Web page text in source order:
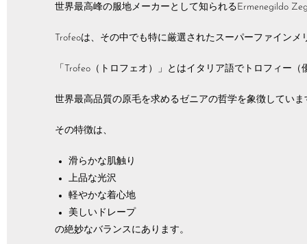
世界最高峰の服地メーカーとして知られるErmenegildo
Trofeoは、その中でも特に厳選されたスーパーファイン
「Trofeo（トロフェオ）」とはイタリア語でトロフィー（
世界最高品質の原毛を求めるゼニアの哲学を象徴していま
その特徴は、
滑らかな肌触り
上品な光沢
軽やかな着心地
美しいドレープ
の絶妙なバランスにあります。